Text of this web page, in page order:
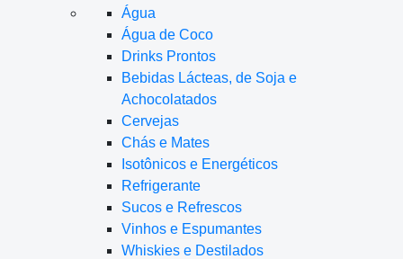
Água
Água de Coco
Drinks Prontos
Bebidas Lácteas, de Soja e
Achocolatados
Cervejas
Chás e Mates
Isotônicos e Energéticos
Refrigerante
Sucos e Refrescos
Vinhos e Espumantes
Whiskies e Destilados